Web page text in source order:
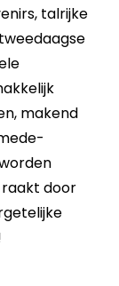
talrijke
makend
raakt door